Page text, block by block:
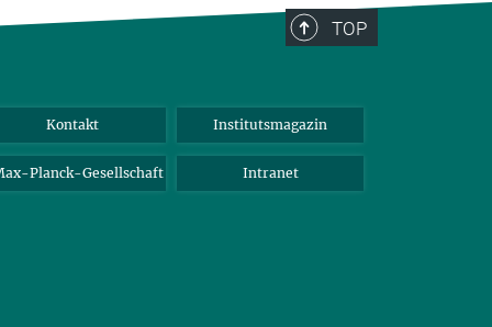
TOP
Kontakt Institutsmagazin
Planck-Gesellschaft Intranet